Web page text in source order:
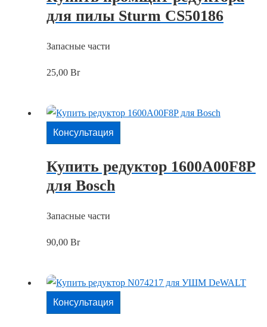
для пилы Sturm CS50186
Запасные части
25,00 Br
Консультация
Купить редуктор 1600A00F8P
для Bosch
Запасные части
90,00 Br
Консультация